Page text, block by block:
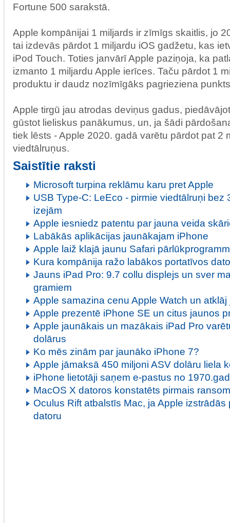
Fortune 500 sarakstā.
Apple kompānijai 1 miljards ir zīmīgs skaitlis, jo
tai izdevās pārdot 1 miljardu iOS gadžetu, kas
iPod Touch. Toties janvārī Apple paziņoja, ka
izmanto 1 miljardu Apple ierīces. Taču pārdot 1
produktu ir daudz nozīmīgāks pagrieziena
Apple tirgū jau atrodas deviņus gadus,
gūstot lieliskus panākumus, un, ja šādi
tiek lēsts - Apple 2020. gadā varētu pārdot pat 2
viedtālruņus.
Saistītie raksti
Microsoft turpina reklāmu karu pret Apple
USB Type-C: LeEco - pirmie viedtālruņi bez
izejām
Apple iesniedz patentu par jauna veida
Labākās aplikācijas jaunākajam iPhone
Apple laiž klajā jaunu Safari
Kura kompānija ražo labākos portatīvos
Jauns iPad Pro: 9.7 collu displejs un sver
gramiem
Apple samazina cenu Apple Watch un
Apple prezentē iPhone SE un citus jaunos
Apple jaunākais un mazākais iPad Pro
dolārus
Ko mēs zinām par jaunāko iPhone 7?
Apple jāmaksā 450 miljoni ASV dolāru liela
iPhone lietotāji saņem e-pastus no
MacOS X datoros konstatēts pirmais
Oculus Rift atbalstīs Mac, ja Apple
datoru